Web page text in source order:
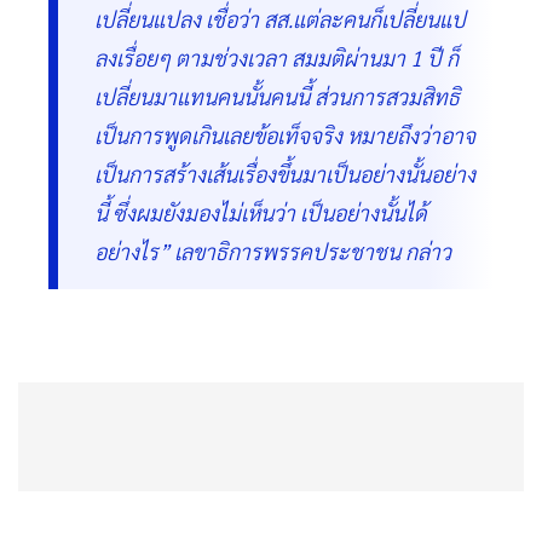
เปลี่ยนแปลง เชื่อว่า สส.แต่ละคนก็เปลี่ยนแป
ลงเรื่อยๆ ตามช่วงเวลา สมมติผ่านมา 1 ปี ก็
เปลี่ยนมาแทนคนนั้นคนนี้ ส่วนการสวมสิทธิ
เป็นการพูดเกินเลยข้อเท็จจริง หมายถึงว่าอาจ
เป็นการสร้างเส้นเรื่องขึ้นมาเป็นอย่างนั้นอย่าง
นี้ ซึ่งผมยังมองไม่เห็นว่า เป็นอย่างนั้นได้
อย่างไร” เลขาธิการพรรคประชาชน กล่าว